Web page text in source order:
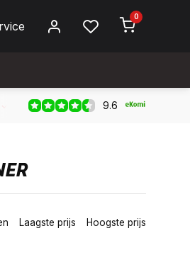
0
op werkdagen van 09:00 tot
9.6
Laagste prijs Hoogste prijs